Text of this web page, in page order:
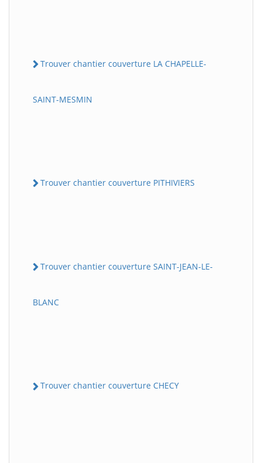
Trouver chantier couverture LA CHAPELLE-
SAINT-MESMIN
Trouver chantier couverture PITHIVIERS
Trouver chantier couverture SAINT-JEAN-LE-
BLANC
Trouver chantier couverture CHECY